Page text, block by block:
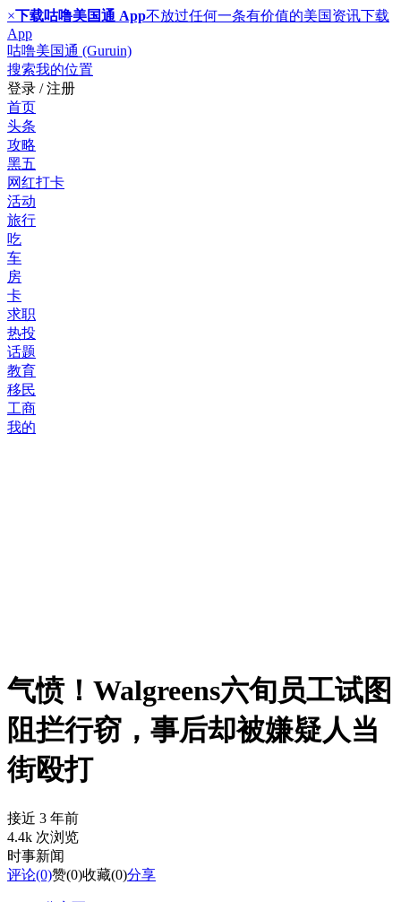
×下载咕噜美国通 App不放过任何一条有价值的美国资讯下载
App
咕噜美国通 (Guruin)
搜索我的位置
登录 / 注册
首页
头条
攻略
黑五
网红打卡
活动
旅行
吃
车
房
卡
求职
热投
话题
教育
移民
工商
我的
气愤！Walgreens六旬员工试图
阻拦行窃，事后却被嫌疑人当
街殴打
接近 3 年前
4.4k 次浏览
时事新闻
评论(0)赞(0)收藏(0)分享